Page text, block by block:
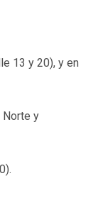
13 y 20), y en
Norte y